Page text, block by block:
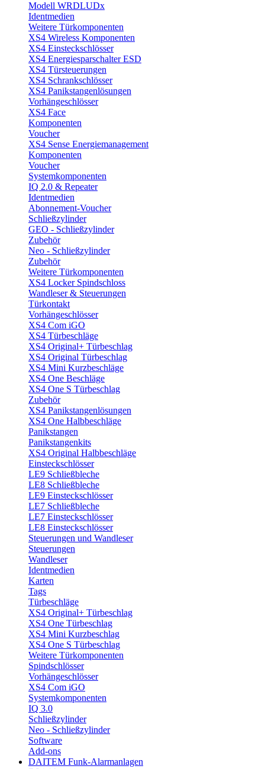
Modell WRDLUDx
Identmedien
Weitere Türkomponenten
XS4 Wireless Komponenten
XS4 Einsteckschlösser
XS4 Energiesparschalter ESD
XS4 Türsteuerungen
XS4 Schrankschlösser
XS4 Panikstangenlösungen
Vorhängeschlösser
XS4 Face
Komponenten
Voucher
XS4 Sense Energiemanagement
Komponenten
Voucher
Systemkomponenten
IQ 2.0 & Repeater
Identmedien
Abonnement-Voucher
Schließzylinder
GEO - Schließzylinder
Zubehör
Neo - Schließzylinder
Zubehör
Weitere Türkomponenten
XS4 Locker Spindschloss
Wandleser & Steuerungen
Türkontakt
Vorhängeschlösser
XS4 Com iGO
XS4 Türbeschläge
XS4 Original+ Türbeschlag
XS4 Original Türbeschlag
XS4 Mini Kurzbeschläge
XS4 One Beschläge
XS4 One S Türbeschlag
Zubehör
XS4 Panikstangenlösungen
XS4 One Halbbeschläge
Panikstangen
Panikstangenkits
XS4 Original Halbbeschläge
Einsteckschlösser
LE9 Schließbleche
LE8 Schließbleche
LE9 Einsteckschlösser
LE7 Schließbleche
LE7 Einsteckschlösser
LE8 Einsteckschlösser
Steuerungen und Wandleser
Steuerungen
Wandleser
Identmedien
Karten
Tags
Türbeschläge
XS4 Original+ Türbeschlag
XS4 One Türbeschlag
XS4 Mini Kurzbeschlag
XS4 One S Türbeschlag
Weitere Türkomponenten
Spindschlösser
Vorhängeschlösser
XS4 Com iGO
Systemkomponenten
IQ 3.0
Schließzylinder
Neo - Schließzylinder
Software
Add-ons
DAITEM Funk-Alarmanlagen